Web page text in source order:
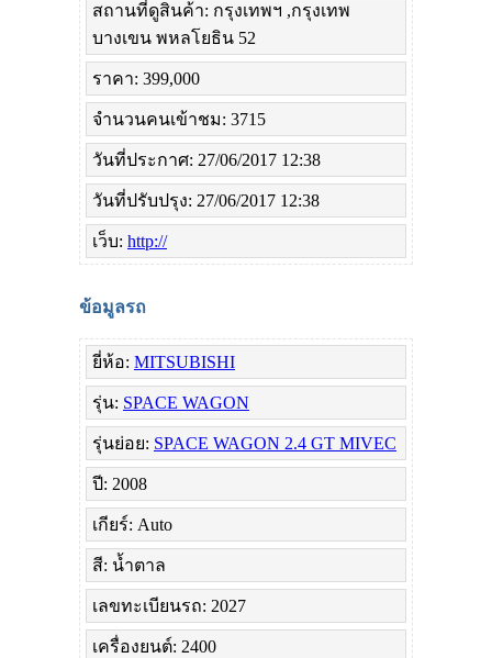
สถานที่ดูสินค้า: กรุงเทพฯ ,กรุงเทพ
บางเขน พหลโยธิน 52
ราคา: 399,000
จำนวนคนเข้าชม: 3715
วันที่ประกาศ: 27/06/2017 12:38
วันที่ปรับปรุง: 27/06/2017 12:38
เว็บ: http://
ข้อมูลรถ
ยี่ห้อ: MITSUBISHI
รุ่น: SPACE WAGON
รุ่นย่อย: SPACE WAGON 2.4 GT MIVEC
ปี: 2008
เกียร์: Auto
สี: น้ำตาล
เลขทะเบียนรถ: 2027
เครื่องยนต์: 2400